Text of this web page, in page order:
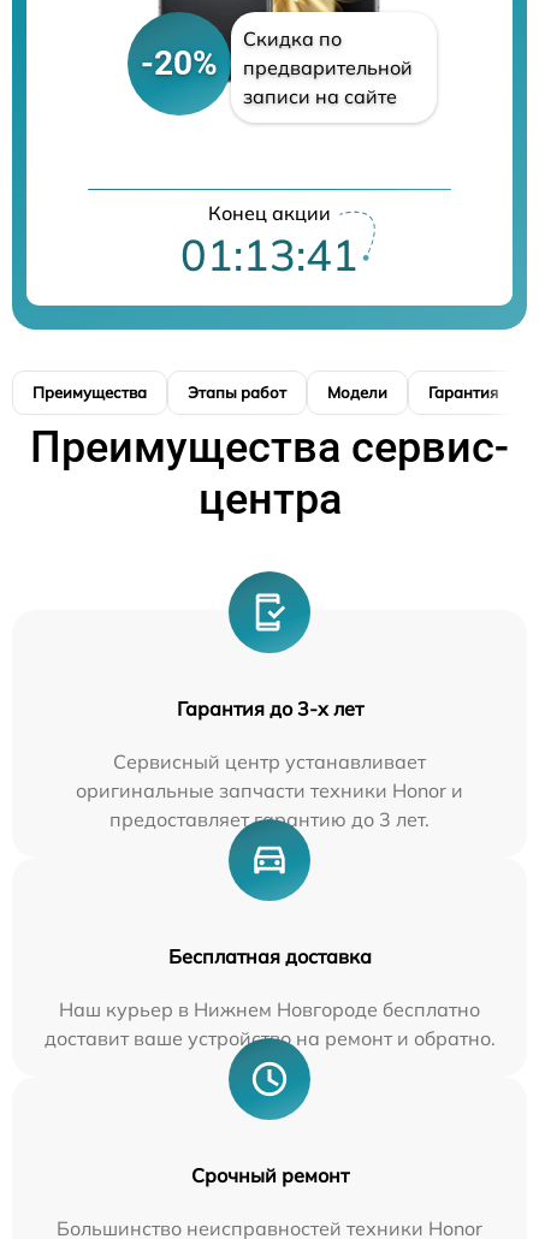
-20%
Скидка по
предварительной
записи на сайте
Конец акции
01:13:40
Преимущества Этапы работ Модели Гарантия
Преимущества сервис-
центра
Гарантия до 3-х лет
Сервисный центр устанавливает
оригинальные запчасти техники Honor и
предоставляет гарантию до 3 лет.
Бесплатная доставка
Наш курьер в Нижнем Новгороде бесплатно
доставит ваше устройство на ремонт и обратно.
Срочный ремонт
Большинство неисправностей техники Honor